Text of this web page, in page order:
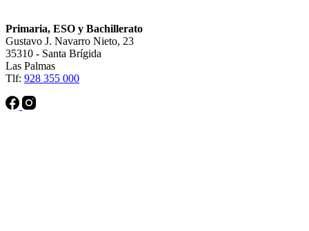
Primaria, ESO y Bachillerato
Gustavo J. Navarro Nieto, 23
35310 - Santa Brígida
Las Palmas
Tlf: 928 355 000